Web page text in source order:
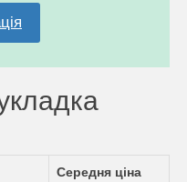
Середня ціна